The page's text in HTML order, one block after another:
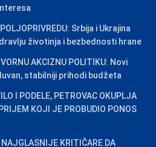
Srbija i Ukrajina
životinja i bezbednosti hrane
AKCIZNU POLITIKU: Novi
stabilniji prihodi budžeta
I PODELE, PETROVAC OKUPLJA
KOJI JE PROBUDIO PONOS
KRITIČARE DA